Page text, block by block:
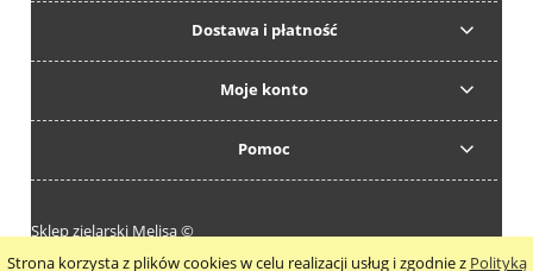
Strona korzysta z plików cookies w celu realizacji usług i zgodnie z Polityką
Dostawa i płatność
Moje konto
Pomoc
Sklep zielarski Melisa ©